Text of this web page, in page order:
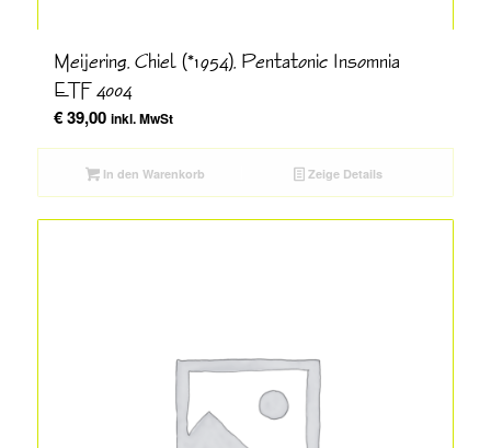
Meijering, Chiel (*1954), Pentatonic Insomnia
ETF 4004
€39,00 inkl. MwSt
In den Warenkorb Zeige Details